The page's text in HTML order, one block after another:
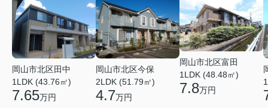
岡山市北区田中
1LDK (43.76㎡)
7.65万円
岡山市北区今保
2LDK (51.79㎡)
4.7万円
岡山市北区富田
1LDK (48.48㎡)
7.8万円